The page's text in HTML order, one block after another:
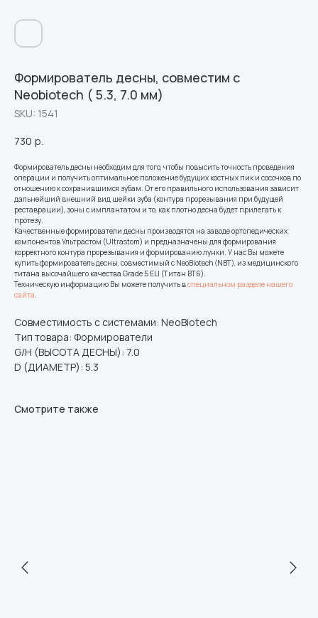
Формирователь десны, совместим с
Neobiotech ( 5.3, 7.0 мм)
SKU: 1541
730 р.
Формирователь десны необходим для того, чтобы повысить точность проведения
операции и получить оптимальное положение будущих костных пик и сосочков по
отношению к сохранившимся зубам. От его правильного использования зависит
дальнейший внешний вид шейки зуба (контура прорезывания при будущей
реставрации), зоны с имплантатом и то, как плотно десна будет прилегать к
протезу.
Качественные формирователи десны производятся на заводе ортопедических
компонентов Ультрастом (Ultrastom) и предназначены для формирования
корректного контура прорезывания и формированию лунки. У нас Вы можете
купить формирователь десны, совместимый с NeoBiotech (NBT), из медицинского
титана высочайшего качества Grade 5 ELI (Титан ВТ6).
Техническую информацию Вы можете получить вспециальном разделе нашего
сайта.
Совместимость с системами: NeoBiotech
Тип товара: Формирователи
G/H (ВЫСОТА ДЕСНЫ): 7.0
D (ДИАМЕТР): 5.3
Смотрите также